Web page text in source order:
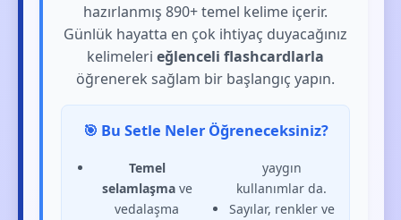
hazırlanmış 890+ temel kelime içerir.
Günlük hayatta en çok ihtiyaç duyacağınız
kelimelerieğlenceli flashcardlarla
öğrenerek sağlam bir başlangıç yapın.
🎯 Bu Setle Neler Öğreneceksiniz?
Temel
selamlaşmave
vedalaşma
yaygın
kullanımlar da.
Sayılar, renkler ve